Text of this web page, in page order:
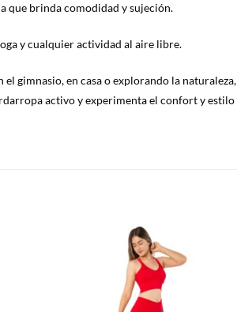
que brinda comodidad y sujeción.
y cualquier actividad al aire libre.
gimnasio, en casa o explorando la naturaleza,
activo y experimenta el confort y estilo